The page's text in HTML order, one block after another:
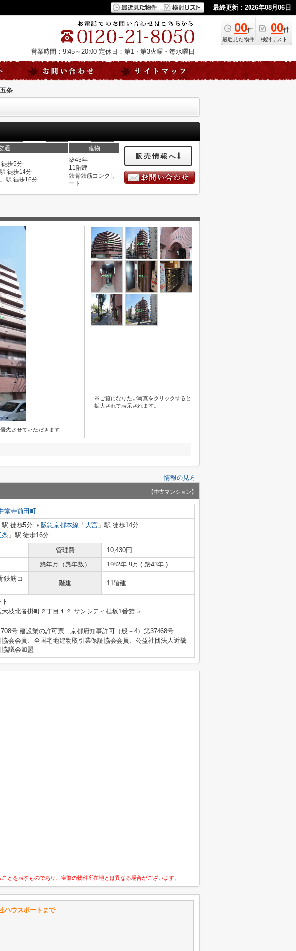
最終更新：2026年08月06日
00件
最近見た物件
00件
検討リスト
営業時間：9:45～20:00 定休日：第1・第3火曜・毎水曜日
条
通 建物
徒歩5分
駅 徒歩14分
」駅 徒歩16分
築43年
11階建
鉄骨鉄筋コンクリ
ート
販売情報へ
先させていただきます
※ご覧になりたい写真をクリックすると
拡大されて表示されます。
情報の見方
【中古マンション】
堂寺前田町
駅 徒歩5分 阪急京都本線 「 大宮 」駅 徒歩14分
条 」駅 徒歩16分
管理費
10,430円
築年月（築年数） 1982年 9月 ( 築43年 )
鉄筋コ
階建 11階建
枝北沓掛町２丁目１２ サンシティ桂坂1番館 5
号 建設業の許可票 京都府知事許可（般－4）第37468号
会会員、全国宅地建物取引業保証協会会員、公益社団法人近畿
議会加盟
とを表すものであり、実際の物件所在地とは異なる場合がございます。
ハウスポートまで